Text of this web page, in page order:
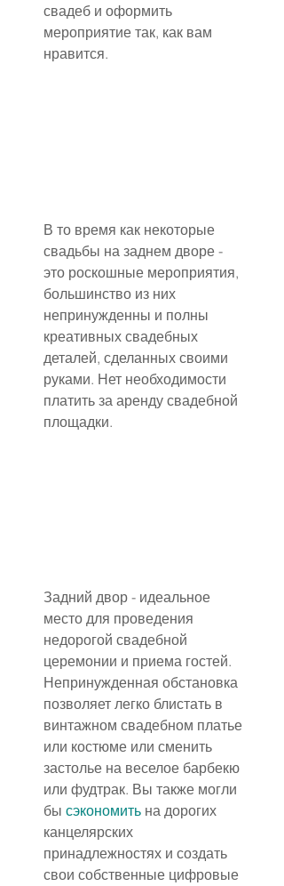
свадеб и оформить
мероприятие так, как вам
нравится.
В то время как некоторые
свадьбы на заднем дворе -
это роскошные мероприятия,
большинство из них
непринужденны и полны
креативных свадебных
деталей, сделанных своими
руками. Нет необходимости
платить за аренду свадебной
площадки.
Задний двор - идеальное
место для проведения
недорогой свадебной
церемонии и приема гостей.
Непринужденная обстановка
позволяет легко блистать в
винтажном свадебном платье
или костюме или сменить
застолье на веселое барбекю
или фудтрак. Вы также могли
бы сэкономить на дорогих
канцелярских
принадлежностях и создать
свои собственные цифровые